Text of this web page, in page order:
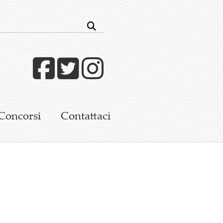
Facebook
Twitter
Contattaci